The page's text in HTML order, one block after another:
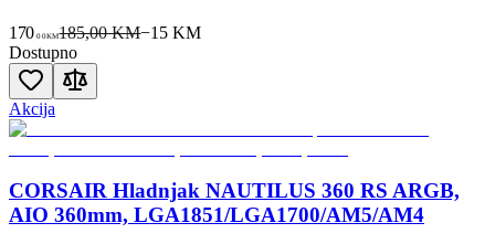
170 00KM185,00 KM−15 KM
Dostupno
Akcija
CORSAIR Hladnjak NAUTILUS 360 RS ARGB,
AIO 360mm, LGA1851/LGA1700/AM5/AM4